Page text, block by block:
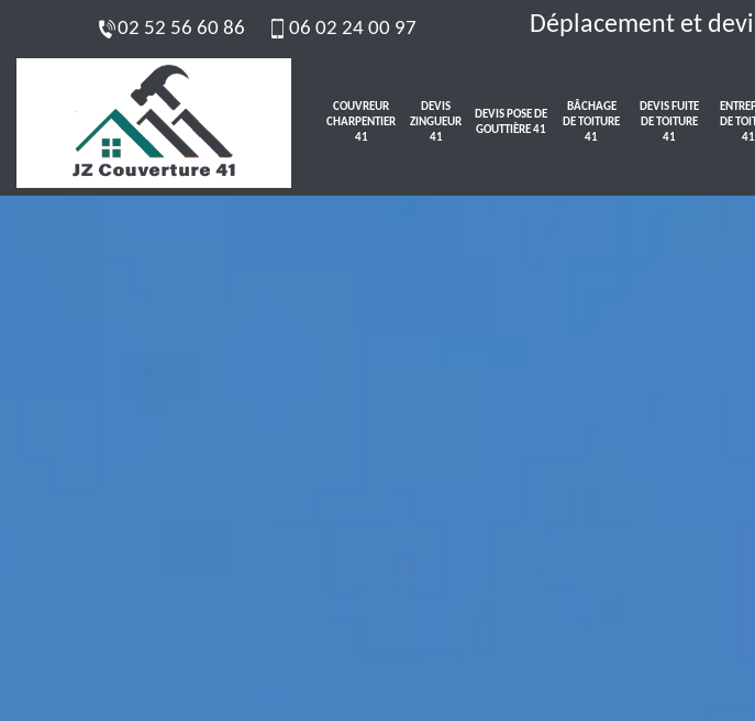
02 52 56 60 86 06 02 24 00 97 Déplacement et
COUVREUR
CHARPENTIER
41
DEVIS
ZINGUEUR
41
DEVIS POSE DE
GOUTTIÈRE 41
BÂCHAGE
DE TOITURE
41
DEVIS FUITE
DE TOITURE
41
DE
41